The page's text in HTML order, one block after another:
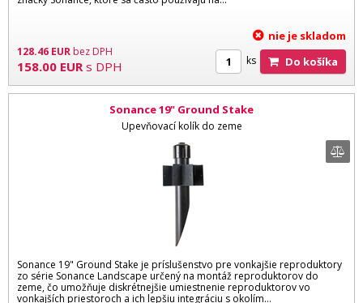
128.46 EURbez DPH
158.00 EUR s DPH
nie je skladom
ks Do košíka
Sonance 19" Ground Stake
Upevňovací kolík do zeme
Sonance 19" Ground Stake je príslušenstvo pre vonkajšie reproduktory
zo série Sonance Landscape určený na montáž reproduktorov do
zeme, čo umožňuje diskrétnejšie umiestnenie reproduktorov vo
vonkajších priestoroch a ich lepšiu integráciu s okolím...